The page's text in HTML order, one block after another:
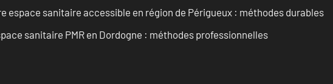
espace sanitaire accessible en région de Périgueux : méthodes durables
sanitaire PMR en Dordogne : méthodes professionnelles